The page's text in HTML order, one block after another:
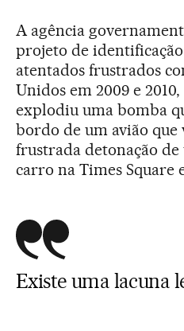
A agência
projeto de
atentados frustrados
Unidos em 2009 e
explodiu uma bomba
bordo de um avião que
frustrada detonação
carro na Times Square
Existe uma lacuna